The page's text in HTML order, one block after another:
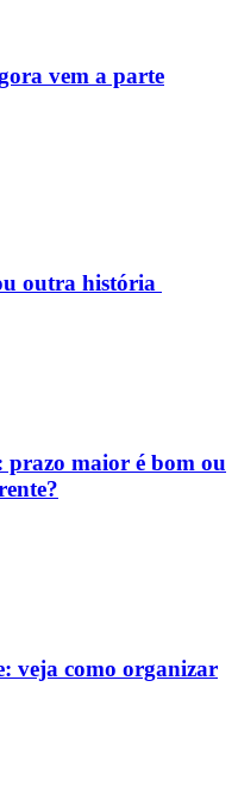
vem a parte
outra história
maior é bom ou
veja como organizar